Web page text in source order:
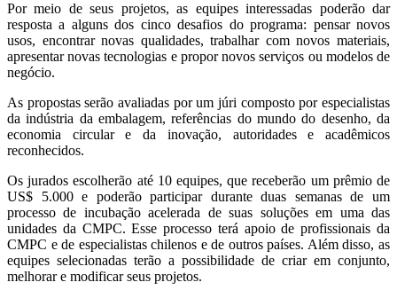
Por meio de seus projetos, as equipes interessadas poderão dar
resposta a alguns dos cinco desafios do programa: pensar novos
usos, encontrar novas qualidades, trabalhar com novos materiais,
apresentar novas tecnologias e propor novos serviços ou modelos de
negócio.
As propostas serão avaliadas por um júri composto por especialistas
da indústria da embalagem, referências do mundo do desenho, da
economia circular e da inovação, autoridades e acadêmicos
reconhecidos.
Os jurados escolherão até 10 equipes, que receberão um prêmio de
US$ 5.000 e poderão participar durante duas semanas de um
processo de incubação acelerada de suas soluções em uma das
unidades da CMPC. Esse processo terá apoio de profissionais da
CMPC e de especialistas chilenos e de outros países. Além disso, as
equipes selecionadas terão a possibilidade de criar em conjunto,
melhorar e modificar seus projetos.